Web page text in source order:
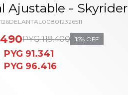
Ajustable - Skyrider
PYG 119.400 15
PYG 91.341
PYG 96.416